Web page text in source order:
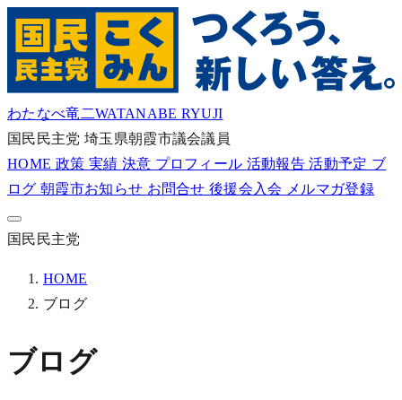
わたなべ竜二WATANABE RYUJI
国民民主党 埼玉県朝霞市議会議員
HOME 政策 実績 決意 プロフィール 活動報告活動予定 ブ
ログ 朝霞市お知らせ お問合せ後援会入会 メルマガ登録
国民民主党
HOME
ブログ
ブログ